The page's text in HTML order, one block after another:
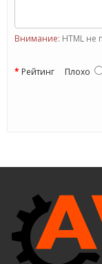
Внимание: HTML не
Рейтинг Плохо